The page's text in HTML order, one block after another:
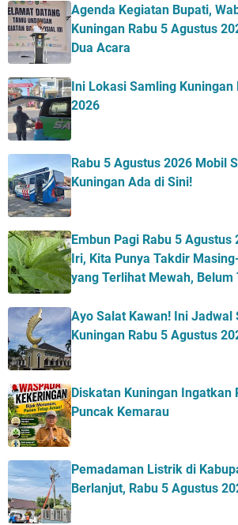
Agenda Kegiatan Bupati,
Kuningan Rabu 5 Agustus
Dua Acara
Ini Lokasi Samling Kuningan
2026
Rabu 5 Agustus 2026 Mobil
Kuningan Ada di Sini!
Embun Pagi Rabu 5
Iri, Kita Punya Takdir
yang Terlihat Mewah, Belum
Ayo Salat Kawan! Ini Jadwal
Kuningan Rabu 5 Agustus
Diskatan Kuningan Ingatkan
Puncak Kemarau
Pemadaman Listrik di
Berlanjut, Rabu 5 Agustus